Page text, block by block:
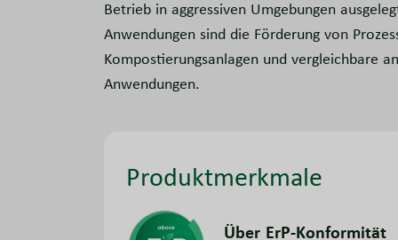
Betrieb in aggressiven Umgebungen
Anwendungen sind die Förderung von
Kompostierungsanlagen und vergleichbare
Anwendungen.
Produktmerkmale
Über ErP-Konformität